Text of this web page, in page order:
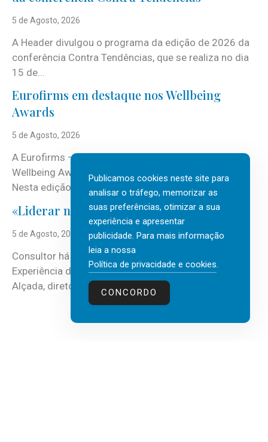
5 de Agosto, 2026
A Header divulgou o programa da edição de 2026 da
conferência Contra Tendências, que se realiza no dia
15 de...
Eurofirms em destaque nos Wellbeing
Awards
5 de Agosto, 2026
A Eurofirms – People first está de regresso aos
Wellbeing Awards, integrando o Top Wellbeing 2026.
Nesta edição, a multinacional...
«Liderar não é um talento místico.»
5 de Agosto, 2026
Consultor há mais de três décadas nas áreas de
Experiência do Cliente, Vendas e Liderança, Manuel
Alçada, diretor executivo da...
Publicamos cookies neste site para
analisar o tráfego, memorizar as
suas preferências, otimizar a sua
experiência e apresentar
publicidade. Para mais informação
leia a nossa
Política de privacidade e cookies.
CONCORDO